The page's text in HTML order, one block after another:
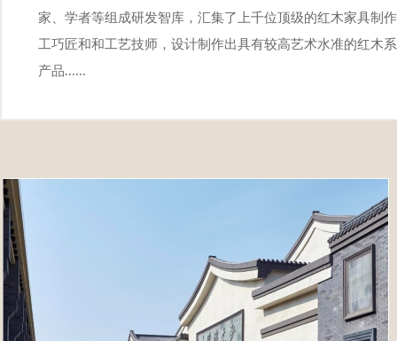
家、学者等组成研发智库，汇集了上千位顶级的红木家具制
工巧匠和和工艺技师，设计制作出具有较高艺术水准的红木
产品......